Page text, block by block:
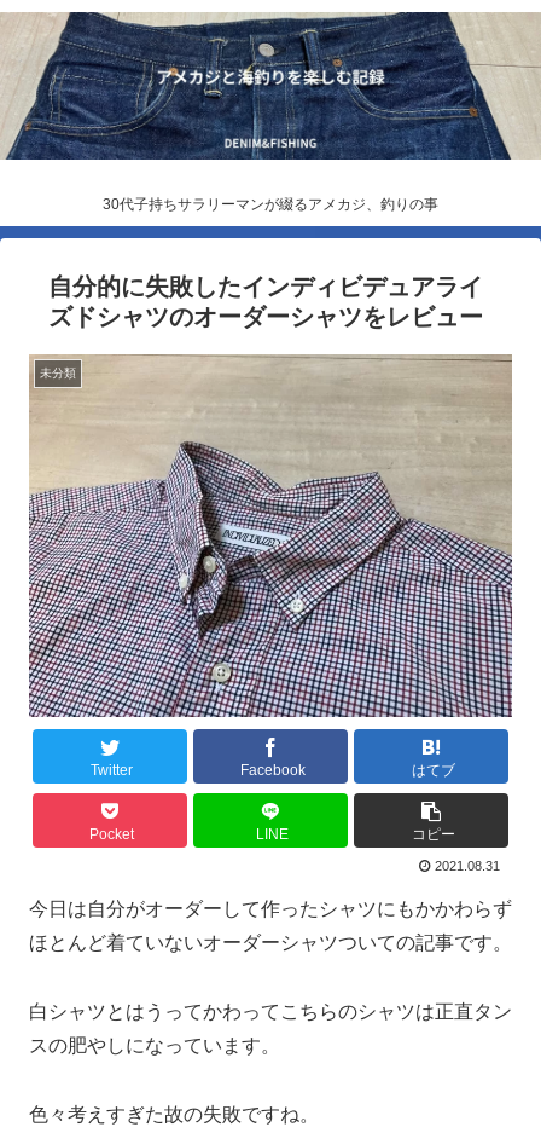
30代子持ちサラリーマンが綴るアメカジ、釣りの事
自分的に失敗したインディビデュアライ
ズドシャツのオーダーシャツをレビュー
未分類
Twitter Facebook はてブ
Pocket LINE コピー
2021.08.31
今日は自分がオーダーして作ったシャツにもかかわらず
ほとんど着ていないオーダーシャツついての記事です。
白シャツとはうってかわってこちらのシャツは正直タン
スの肥やしになっています。
色々考えすぎた故の失敗ですね。